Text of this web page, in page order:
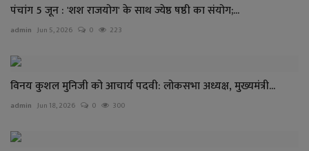
पंचांग 5 जून : 'शश राजयोग' के साथ ज्येष्ठ षष्ठी का संयोग;...
admin Jun 5, 2026 0 223
विनय कुशल मुनिजी को आचार्य पदवी: लोकसभा अध्यक्ष, मुख्यमंत्री...
admin Jun 18, 2026 0 300